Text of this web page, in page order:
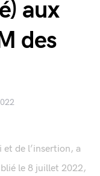
aux
des
de l’insertion, a
le 8 juillet 2022,